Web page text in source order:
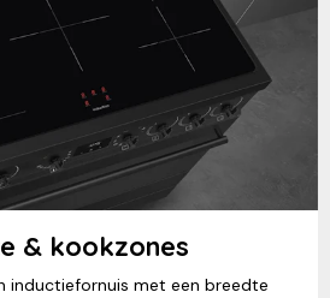
& kookzones
inductiefornuis met een breedte